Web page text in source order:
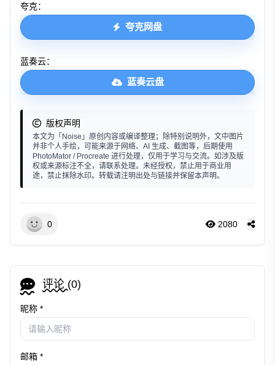
夸克：
夸克网盘
蓝奏云：
蓝奏云盘
版权声明
本文为「Noise」原创内容或编译整理；除特别说明外，文中图片
并非个人手绘，可能来源于网络、AI 生成、截图等，后期使用
PhotoMator / Procreate 进行处理，仅用于学习与交流。如涉及版
权或来源标注不全，请联系处理。未经授权，禁止用于商业用
途，禁止抹除水印。转载请注明出处与链接并保留本声明。
0 2080
评论 (0)
昵称 *
邮箱 *